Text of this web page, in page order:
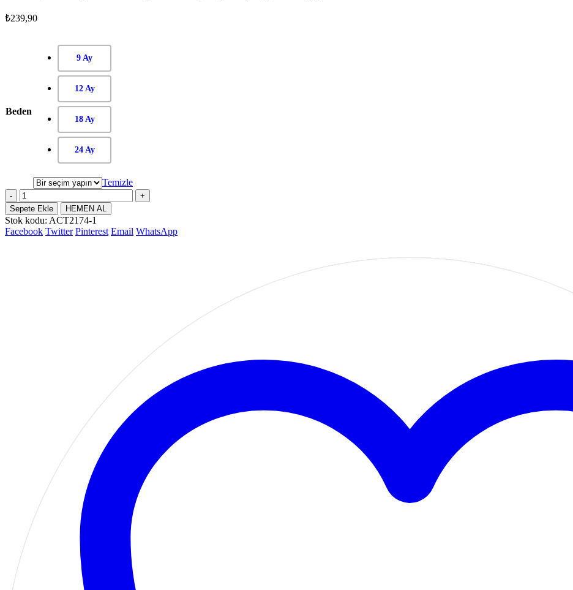
₺239,90
Beden
9 Ay
12 Ay
18 Ay
24 Ay
Temizle
-
+
Sepete Ekle
HEMEN AL
Stok kodu: ACT2174-1
Facebook Twitter Pinterest Email WhatsApp